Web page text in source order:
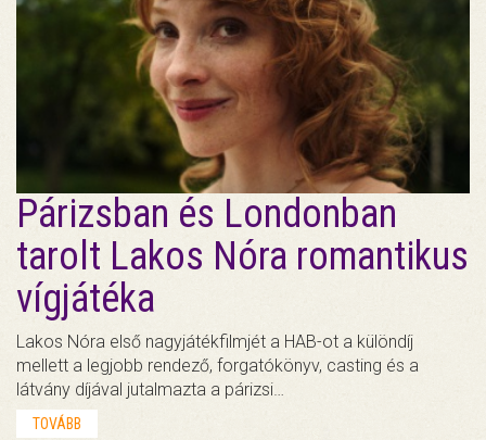
Párizsban és Londonban
tarolt Lakos Nóra romantikus
vígjátéka
Lakos Nóra első nagyjátékfilmjét a HAB-ot a különdíj
mellett a legjobb rendező, forgatókönyv, casting és a
látvány díjával jutalmazta a párizsi…
TOVÁBB